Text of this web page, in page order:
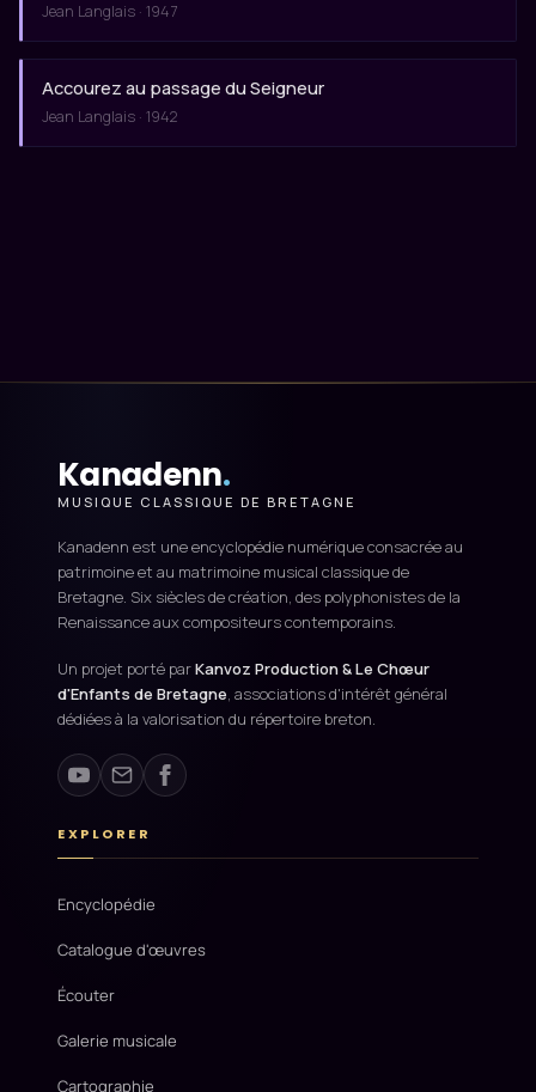
Jean Langlais · 1947
Accourez au passage du Seigneur
Jean Langlais · 1942
Kanadenn.
MUSIQUE CLASSIQUE DE BRETAGNE
Kanadenn est une encyclopédie numérique consacrée au
patrimoine et au matrimoine musical classique de
Bretagne. Six siècles de création, des polyphonistes de la
Renaissance aux compositeurs contemporains.
Un projet porté parKanvoz Production & Le Chœur
d'Enfants de Bretagne, associations d'intérêt général
dédiées à la valorisation du répertoire breton.
EXPLORER
Encyclopédie
Catalogue d'œuvres
Écouter
Galerie musicale
Cartographie